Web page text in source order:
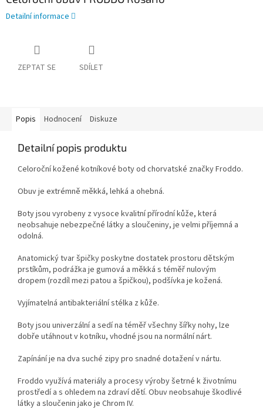
Detailní informace
ZEPTAT SE SDÍLET
Popis Hodnocení Diskuze
Detailní popis produktu
Celoroční kožené kotníkové boty od chorvatské značky Froddo.
Obuv je extrémně měkká, lehká a ohebná.
Boty jsou vyrobeny z vysoce kvalitní přírodní kůže, která
neobsahuje nebezpečné látky a sloučeniny, je velmi příjemná a
odolná.
Anatomický tvar špičky poskytne dostatek prostoru dětským
prstíkům, podrážka je gumová a měkká s téměř nulovým
dropem (rozdíl mezi patou a špičkou), podšívka je kožená.
Vyjímatelná antibakteriální stélka z kůže.
Boty jsou univerzální a sedí na téměř všechny šířky nohy, lze
dobře utáhnout v kotníku, vhodné jsou na normální nárt.
Zapínání je na dva suché zipy pro snadné dotažení v nártu.
Froddo využívá materiály a procesy výroby šetrné k životnímu
prostředí a s ohledem na zdraví dětí. Obuv neobsahuje škodlivé
látky a sloučenin jako je Chrom IV.